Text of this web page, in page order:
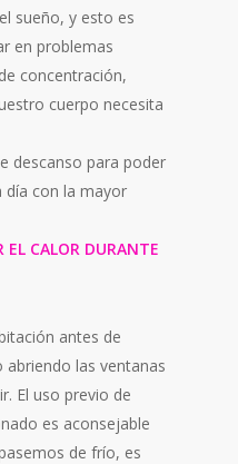
sueño, y esto es
en problemas
concentración,
cuerpo necesita
descanso para poder
día con la mayor
EL CALOR DURANTE
antes de
las ventanas
El uso previo de
es aconsejable
de frío, es